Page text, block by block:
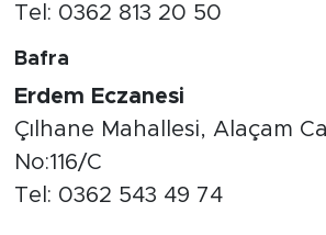
Tel: 0362 813 20 50
Bafra
Erdem Eczanesi
Çılhane Mahallesi, Alaçam
No:116/C
Tel: 0362 543 49 74